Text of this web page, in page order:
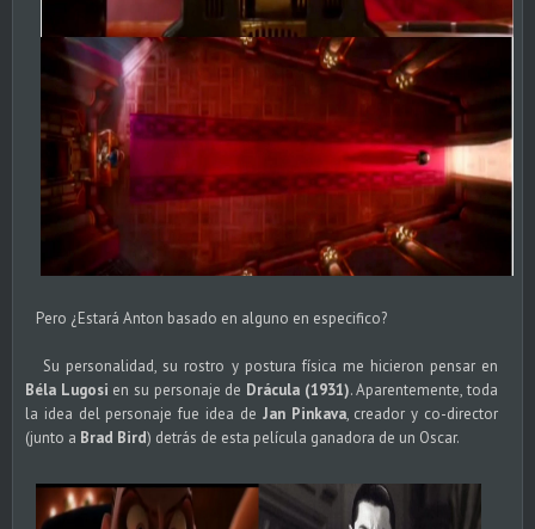
Pero ¿Estará Anton basado en alguno en especifico?
Su personalidad, su rostro y postura física me hicieron pensar en
Béla Lugosi en su personaje de Drácula (1931). Aparentemente, toda
la idea del personaje fue idea de Jan Pinkava, creador y co-director
(junto a Brad Bird) detrás de esta película ganadora de un Oscar.